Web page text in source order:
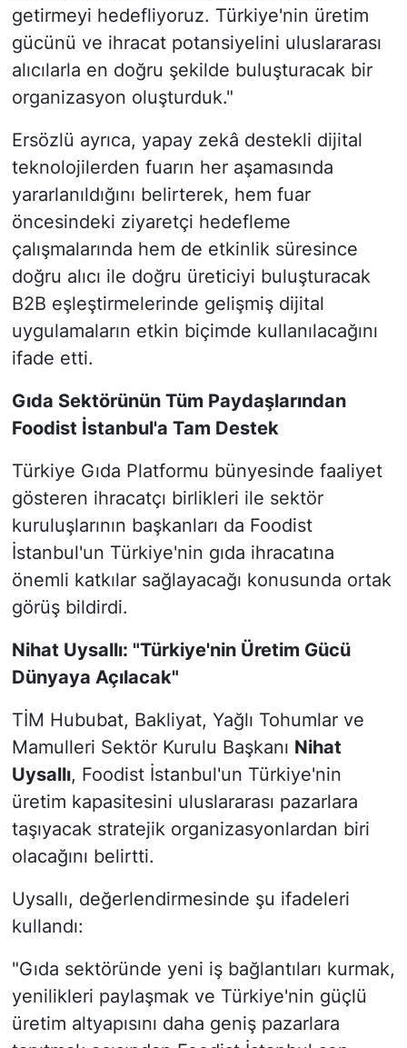
getirmeyi hedefliyoruz. Türkiye'nin üretim
gücünü ve ihracat potansiyelini uluslararası
alıcılarla en doğru şekilde buluşturacak bir
organizasyon oluşturduk."
Ersözlü ayrıca, yapay zekâ destekli dijital
teknolojilerden fuarın her aşamasında
yararlanıldığını belirterek, hem fuar
öncesindeki ziyaretçi hedefleme
çalışmalarında hem de etkinlik süresince
doğru alıcı ile doğru üreticiyi buluşturacak
B2B eşleştirmelerinde gelişmiş dijital
uygulamaların etkin biçimde kullanılacağını
ifade etti.
Gıda Sektörünün Tüm Paydaşlarından
Foodist İstanbul'a Tam Destek
Türkiye Gıda Platformu bünyesinde faaliyet
gösteren ihracatçı birlikleri ile sektör
kuruluşlarının başkanları da Foodist
İstanbul'un Türkiye'nin gıda ihracatına
önemli katkılar sağlayacağı konusunda ortak
görüş bildirdi.
Nihat Uysallı: "Türkiye'nin Üretim Gücü
Dünyaya Açılacak"
TİM Hububat, Bakliyat, Yağlı Tohumlar ve
Mamulleri Sektör Kurulu Başkanı Nihat
Uysallı, Foodist İstanbul'un Türkiye'nin
üretim kapasitesini uluslararası pazarlara
taşıyacak stratejik organizasyonlardan biri
olacağını belirtti.
Uysallı, değerlendirmesinde şu ifadeleri
kullandı:
"Gıda sektöründe yeni iş bağlantıları kurmak,
yenilikleri paylaşmak ve Türkiye'nin güçlü
üretim altyapısını daha geniş pazarlara